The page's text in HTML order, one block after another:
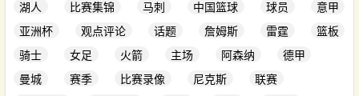
湖人
比赛集锦 马刺 中国篮球 球员
意甲
亚洲杯
观点评论 话题 詹姆斯 雷霆
篮板
骑士
女足 火箭 主场 阿森纳
德甲
曼城
赛季 比赛录像 尼克斯
联赛